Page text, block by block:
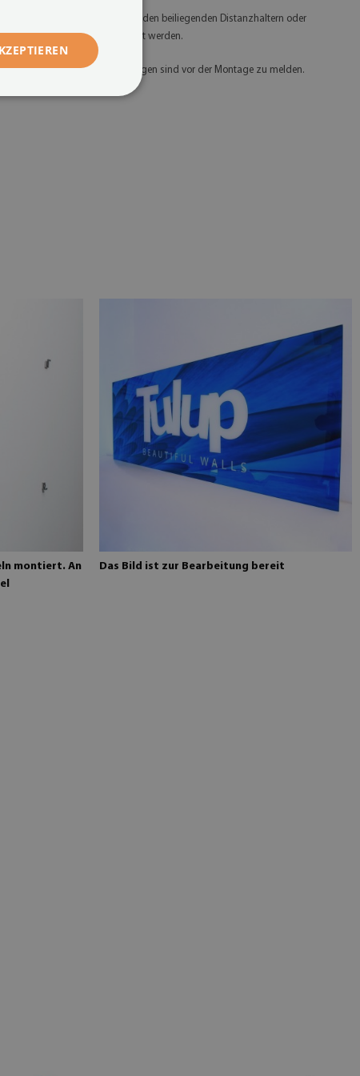
Glasbilder sollten am besten mit den beiliegenden Distanzhaltern oder
Montageband befestigt werden.
Mängel und Abweichungen sind vor der Montage zu melden.
montiert. An
Das Bild ist zur Bearbeitung bereit